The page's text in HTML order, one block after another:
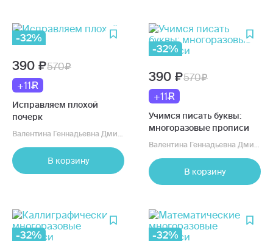
-32%
390
570
+11
Исправляем плохой
почерк
В корзину
-32%
390
570
+11
Учимся писать буквы:
многоразовые прописи
В корзину
-32% -32%